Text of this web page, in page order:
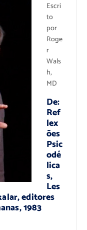
Escri
to
por
Roge
r
Wals
h,
MD
De:
Ref
lex
ões
Psic
odé
lica
s,
Les
editores
1983